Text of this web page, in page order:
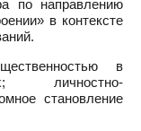
по направлению
в контексте
в
личностно-
становление